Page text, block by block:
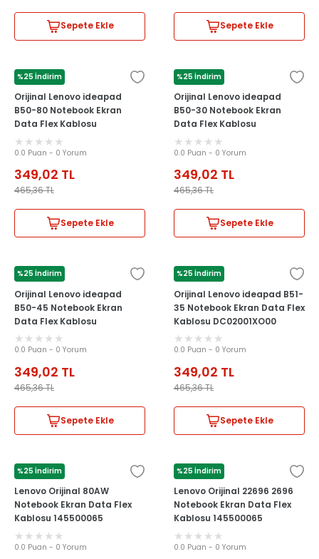
Sepete Ekle Sepete Ekle
%25 İndirim
LENOVO
Orijinal Lenovo ideapad
B50-80 Notebook Ekran
Data Flex Kablosu
DC02001XO00
0.0 Puan - 0 Yorum
349,02 TL
465,36TL
Sepete Ekle
%25 İndirim
LENOVO
Orijinal Lenovo ideapad
B50-30 Notebook Ekran
Data Flex Kablosu
DC02001XO00
0.0 Puan - 0 Yorum
349,02 TL
465,36TL
Sepete Ekle
%25 İndirim
LENOVO
Orijinal Lenovo ideapad
B50-45 Notebook Ekran
Data Flex Kablosu
DC02001XO00
0.0 Puan - 0 Yorum
349,02 TL
465,36TL
Sepete Ekle
%25 İndirim
LENOVO
Orijinal Lenovo ideapad B51-
35 Notebook Ekran Data Flex
Kablosu DC02001XO00
0.0 Puan - 0 Yorum
349,02 TL
465,36TL
Sepete Ekle
%25 İndirim
LENOVO
Lenovo Orijinal 80AW
Notebook Ekran Data Flex
Kablosu 145500065
0.0 Puan - 0 Yorum
%25 İndirim
LENOVO
Lenovo Orijinal 22696 2696
Notebook Ekran Data Flex
Kablosu 145500065
0.0 Puan - 0 Yorum